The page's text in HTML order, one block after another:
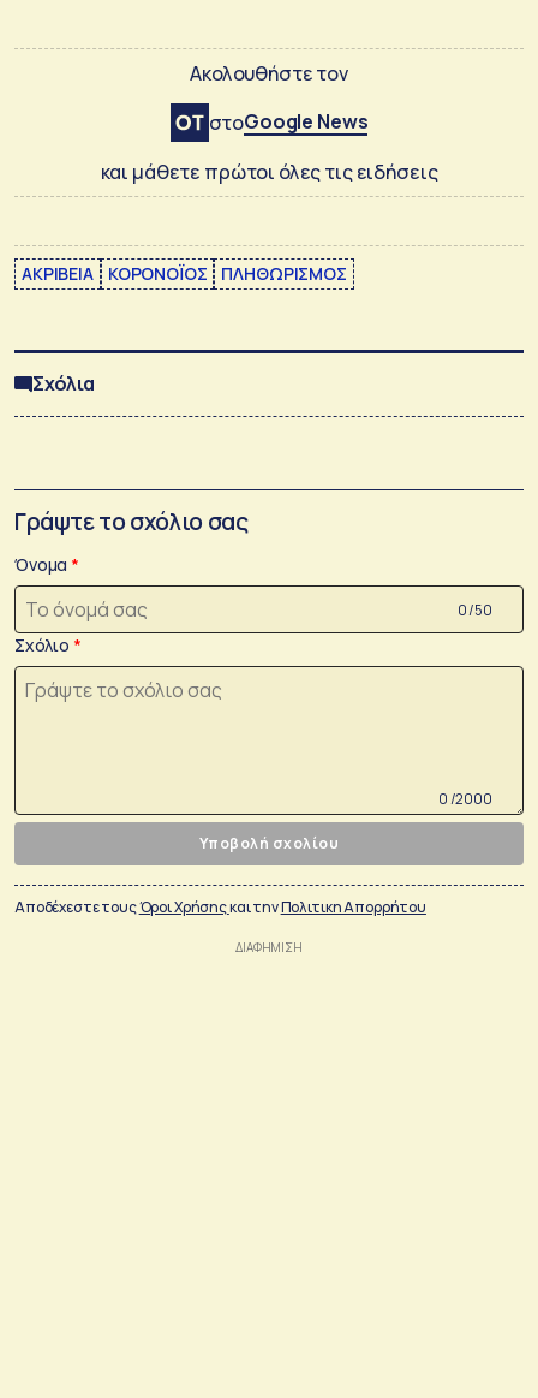
Ακολουθήστε τον
στοGoogle News
και μάθετε πρώτοι όλες τις ειδήσεις
ΑΚΡΙΒΕΙΑ ΚΟΡΟΝΟΪΟΣ ΠΛΗΘΩΡΙΣΜΟΣ
Σχόλια
Γράψτε το σχόλιο σας
Όνομα
0 /50
Σχόλιο
0 /2000
Υποβολή σχολίου
Αποδέχεστε τουςΌροι Χρήσηςκαι τηνΠολιτικη Απορρήτου